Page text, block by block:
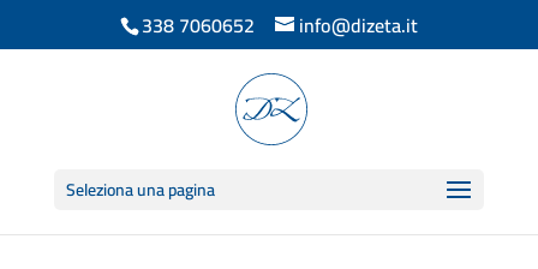
338 7060652 info@dizeta.it
Seleziona una pagina